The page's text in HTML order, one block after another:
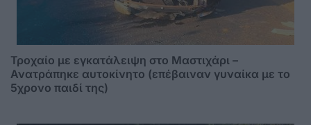
Τροχαίο με εγκατάλειψη στο Μαστιχάρι –
Ανατράπηκε αυτοκίνητο (επέβαιναν γυναίκα με το
5χρονο παιδί της)